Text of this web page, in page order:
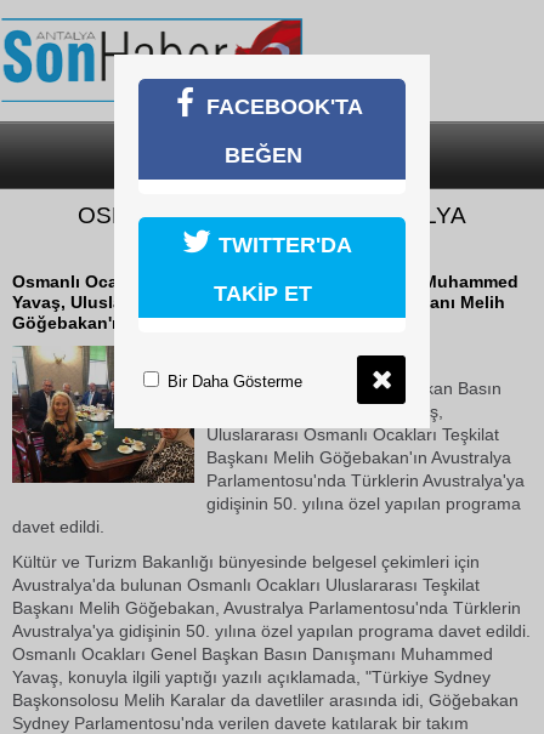
SON DAKİKA
OSMANLI OCAKLARI AVUSTRALYA
GÜNDEMİNDE
Osmanlı Ocakları Genel Başkan Basın Danışmanı Muhammed
Yavaş, Uluslararası Osmanlı Ocakları Teşkilat Başkanı Melih
Göğebakan'ın Avustralya Parlamentosu'nda...
17 Ekim 2018 Çarşamba 10:18
Osmanlı Ocakları Genel Başkan Basın
Danışmanı Muhammed Yavaş,
Uluslararası Osmanlı Ocakları Teşkilat
Başkanı Melih Göğebakan'ın Avustralya
Parlamentosu'nda Türklerin Avustralya'ya
gidişinin 50. yılına özel yapılan programa
davet edildi.
Kültür ve Turizm Bakanlığı bünyesinde belgesel çekimleri için
Avustralya'da bulunan Osmanlı Ocakları Uluslararası Teşkilat
Başkanı Melih Göğebakan, Avustralya Parlamentosu'nda Türklerin
Avustralya'ya gidişinin 50. yılına özel yapılan programa davet edildi.
Osmanlı Ocakları Genel Başkan Basın Danışmanı Muhammed
Yavaş, konuyla ilgili yaptığı yazılı açıklamada, "Türkiye Sydney
Başkonsolosu Melih Karalar da davetliler arasında idi, Göğebakan
Sydney Parlamentosu'nda verilen davete katılarak bir takım
FACEBOOK'TA
BEĞEN
TWITTER'DA
TAKİP ET
Bir Daha Gösterme